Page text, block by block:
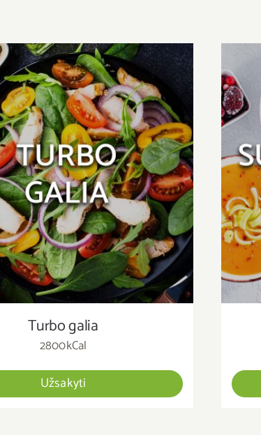
Turbo galia
2800kCal
Užsakyti